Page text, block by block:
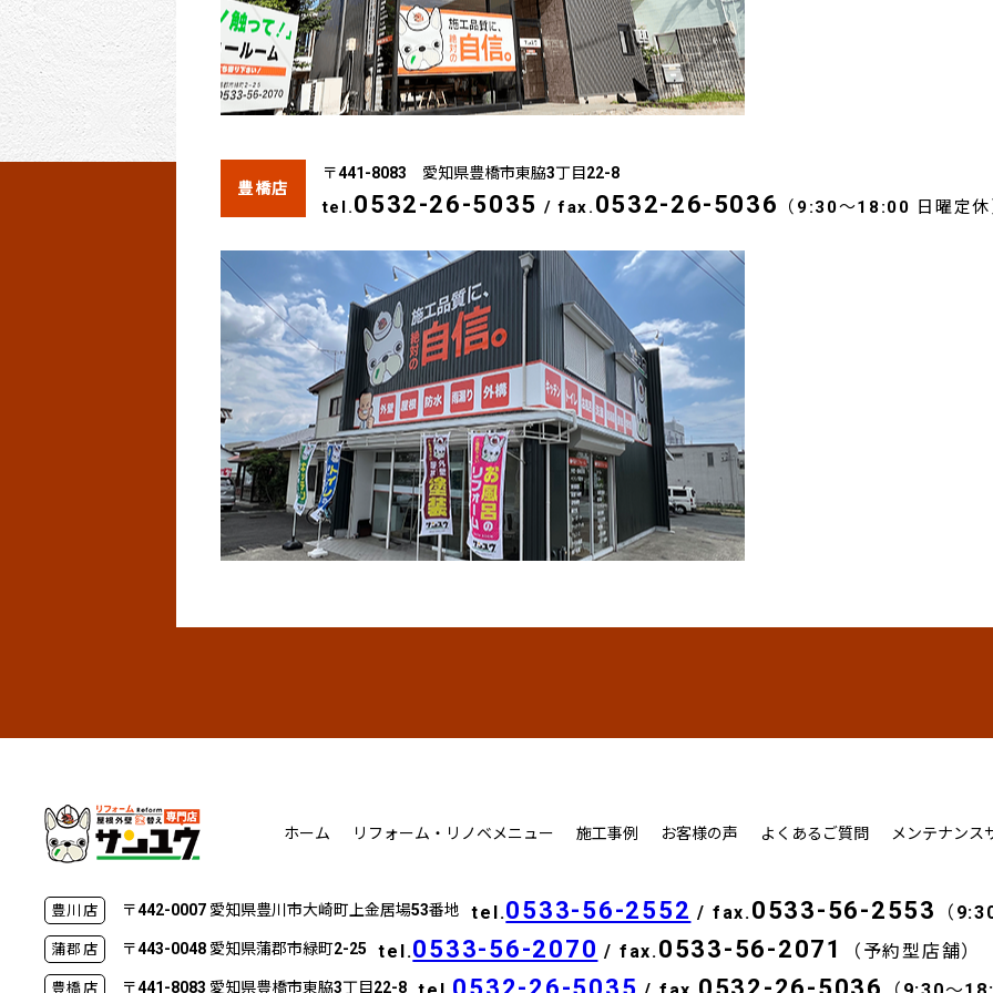
豊橋店
〒441-8083 愛知県豊橋市東脇3丁目22-8
tel.0532-26-5035 /fax. 0532-26-5036 （9:30～18:00 日曜定
ホーム リフォーム・リノベメニュー 施工事例 お客様の声 よくあるご質問 メンテナンス
豊川店 〒442-0007 愛知県豊川市大崎町上金居場53番地 tel.0533-56-2552 / fax. 0533-56-2553 （
蒲郡店 〒443-0048 愛知県蒲郡市緑町2-25 tel.0533-56-2070 / fax. 0533-56-2071 （予約型店舗）
豊橋店 〒441-8083 愛知県豊橋市東脇3丁目22-8 0532-26-5035 0532-26-5036